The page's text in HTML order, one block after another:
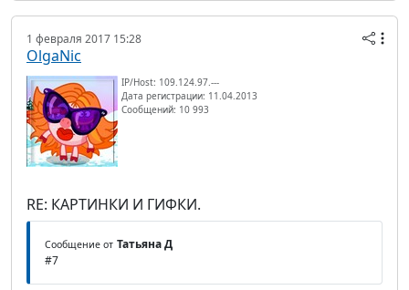
1 февраля 2017 15:28
OlgaNic
IP/Host: 109.124.97.---
Дата регистрации: 11.04.2013
Сообщений: 10 993
RE: КАРТИНКИ И ГИФКИ.
Сообщение от Татьяна Д
#7